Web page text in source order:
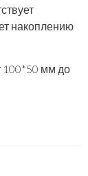
накоплению
100*50 мм до